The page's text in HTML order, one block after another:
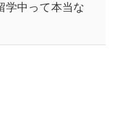
学中って本当な